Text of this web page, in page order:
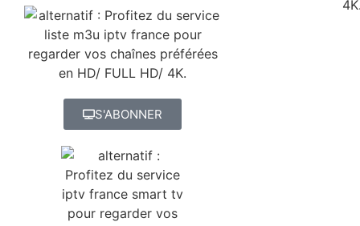
S'ABONNER